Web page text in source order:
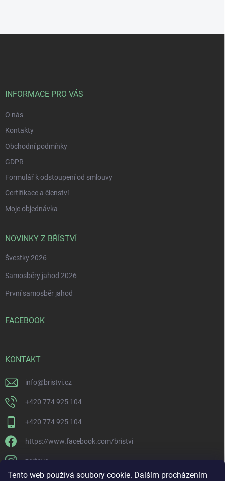
Tento web používá soubory cookie. Dalším procházením
INFORMACE PRO VÁS
O nás
Kontakty
Obchodní podmínky
GDPR
Formulář k odstoupení od smlouvy
Certifikace a členství
Moje objednávka
NOVINKY Z BŘÍSTVÍ
Švestky 2026
Samosběry jahod 2026
První samosběr jahod
FACEBOOK
KONTAKT
info@bristvi.cz
+420 774 925 104
+420 774 925 104
https://www.facebook.com/bristvi
zertovo